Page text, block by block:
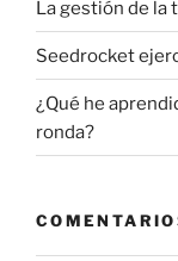
La gestión de la
Seedrocket
¿Qué he
ronda?